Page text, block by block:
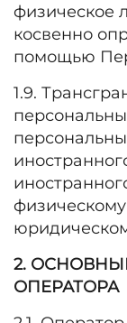
физическое
косвенно
помощью
1.9.
2.
ОПЕРАТОРА